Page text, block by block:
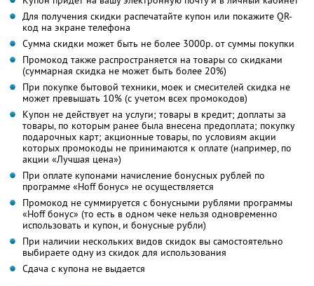
Для получения скидки распечатайте купон или покажите QR-
код на экране телефона
Сумма скидки может быть не более 3000р. от суммы покупки
Промокод также распространяется на товары со скидками
(суммарная скидка не может быть более 20%)
При покупке бытовой техники, моек и смесителей скидка не
может превышать 10% (с учетом всех промокодов)
Купон не действует на услуги; товары в кредит; доплаты за
товары, по которым ранее была внесена предоплата; покупку
подарочных карт; акционные товары, по условиям акции
которых промокоды не принимаются к оплате (например, по
акции «Лучшая цена»)
При оплате купонами начисление бонусных рублей по
программе «Hoff бонус» не осуществляется
Промокод не суммируется с бонусными рублями программы
«Hoff бонус» (то есть в одном чеке нельзя одновременно
использовать и купон, и бонусные рубли)
При наличии нескольких видов скидок вы самостоятельно
выбираете одну из скидок для использования
Сдача с купона не выдается